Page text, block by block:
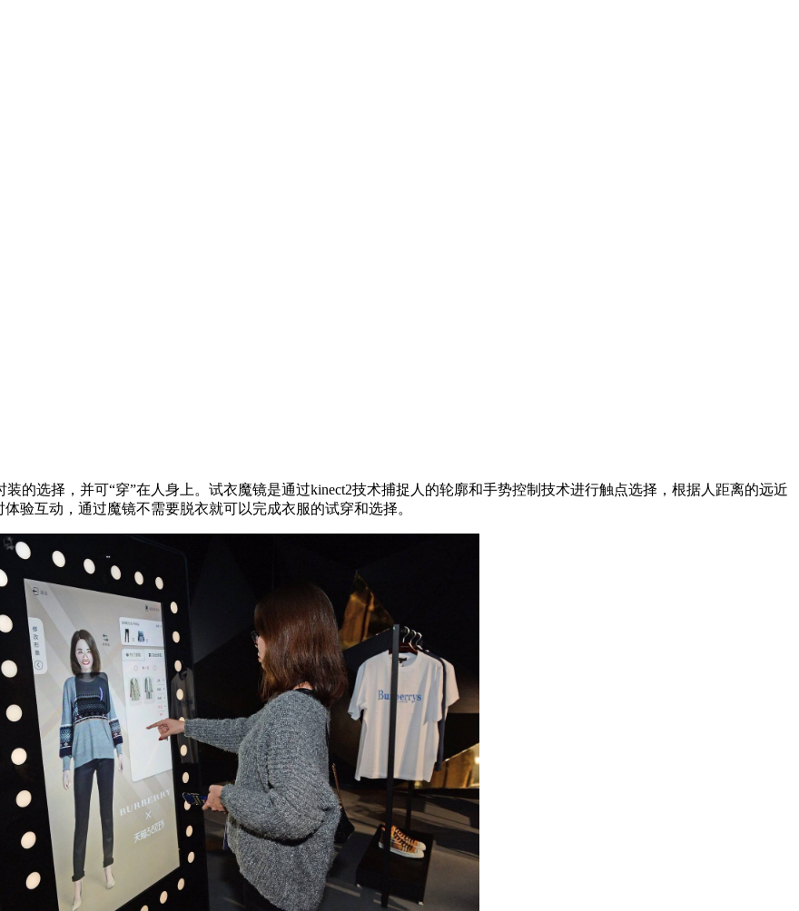
的选择，并可“穿”在人身上。试衣魔镜是通过kinect2技术捕捉人的轮廓和手势控制技术进行触点选择，根据人距离的远近
验互动，通过魔镜不需要脱衣就可以完成衣服的试穿和选择。